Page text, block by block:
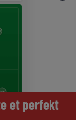
et perfekt